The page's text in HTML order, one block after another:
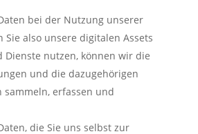
bei der Nutzung unserer
Sie also unsere digitalen Assets
Dienste nutzen, können wir die
und die dazugehörigen
sammeln, erfassen und
die Sie uns selbst zur